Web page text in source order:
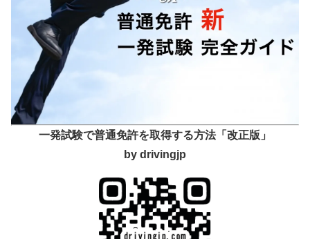
一発試験で普通免許を取得する方法「改正版」
by drivingjp